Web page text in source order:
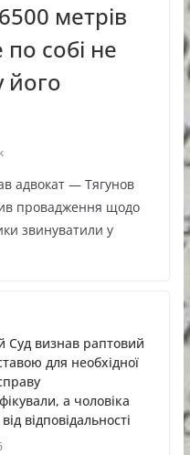
метрів
собі не
його
адвокат — Тягунов
провадження щодо
звинуватили у
Суд визнав раптовий
для необхідної
а чоловіка
відповідальності